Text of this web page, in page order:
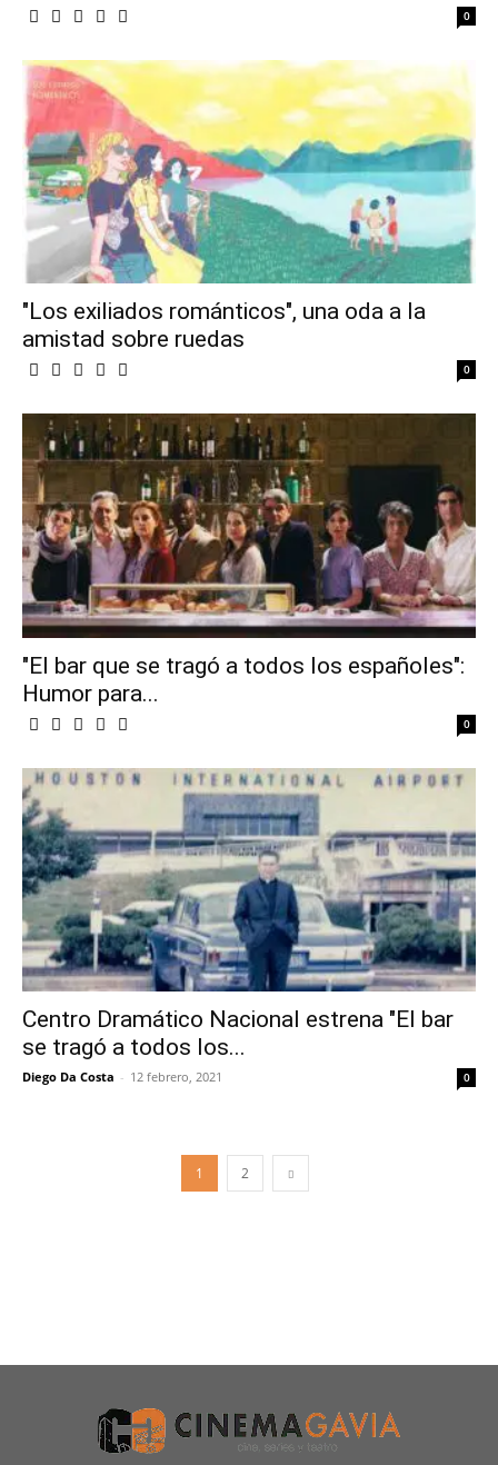
0
"Los exiliados románticos", una oda a la
amistad sobre ruedas
0
"El bar que se tragó a todos los españoles":
Humor para...
0
Centro Dramático Nacional estrena "El bar
se tragó a todos los...
Diego Da Costa - 12 febrero, 2021 0
1 2